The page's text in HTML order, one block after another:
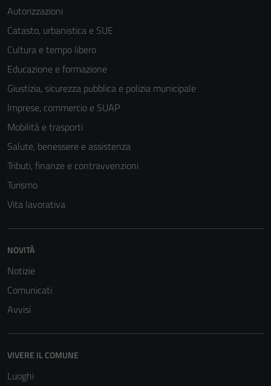
Autorizzazioni
Catasto, urbanistica e SUE
Cultura e tempo libero
Educazione e formazione
Giustizia, sicurezza pubblica e polizia municipale
Imprese, commercio e SUAP
Mobilità e trasporti
Salute, benessere e assistenza
Tributi, finanze e contravvenzioni
Turismo
Vita lavorativa
NOVITÀ
Notizie
Comunicati
Avvisi
VIVERE IL COMUNE
Luoghi
possono